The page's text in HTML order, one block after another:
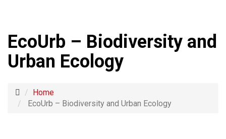
EcoUrb – Biodiversity and
Urban Ecology
Home
EcoUrb – Biodiversity and Urban Ecology